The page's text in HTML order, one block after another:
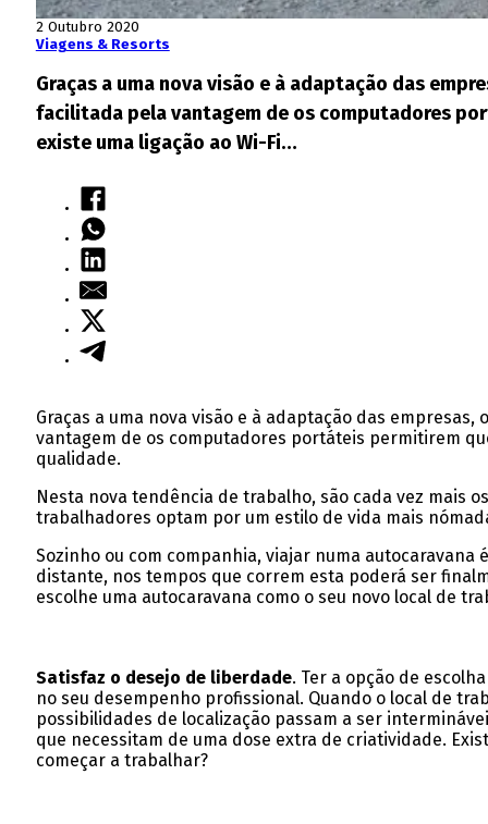
2 Outubro 2020
Viagens & Resorts
Graças a uma nova visão e à adaptação das
facilitada pela vantagem de os computadores
existe uma ligação ao Wi-Fi…
Graças a uma nova visão e à adaptação das
vantagem de os computadores portáteis permitirem
qualidade.
Nesta nova tendência de trabalho, são cada vez mais
trabalhadores optam por um estilo de vida mais
Sozinho ou com companhia, viajar numa
distante, nos tempos que correm esta poderá ser
escolhe uma autocaravana como o seu novo local de
Satisfaz o desejo de liberdade. Ter a opção de
no seu desempenho profissional. Quando o local de
possibilidades de localização passam a ser
que necessitam de uma dose extra de criatividade.
começar a trabalhar?